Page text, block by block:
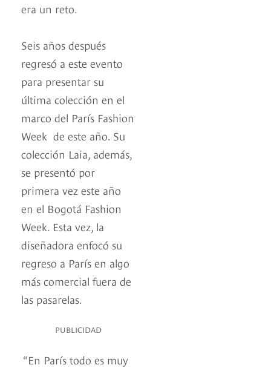
era un reto.
Seis años después
regresó a este evento
para presentar su
última colección en el
marco del París Fashion
Week de este año. Su
colección Laia, además,
se presentó por
primera vez este año
en el Bogotá Fashion
Week. Esta vez, la
diseñadora enfocó su
regreso a París en algo
más comercial fuera de
las pasarelas.
PUBLICIDAD
“En París todo es muy